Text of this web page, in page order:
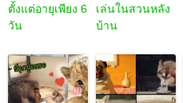
ตั้งแต่อายุเพียง 6
วัน
เล่นในสวนหลัง
บ้าน